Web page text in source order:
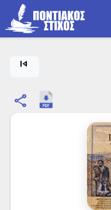
skip_previous
share